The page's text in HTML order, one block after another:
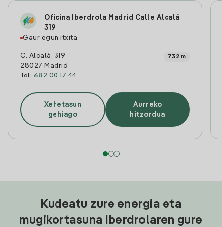
Oficina Iberdrola Madrid Calle Alcalá
319
Gaur egun itxita
C. Alcalá, 319
28027 Madrid
Tel: 682 00 17 44
732 m
Xehetasun
gehiago
Aurreko
hitzordua
Kudeatu zure energia eta
mugikortasuna Iberdrolaren gure